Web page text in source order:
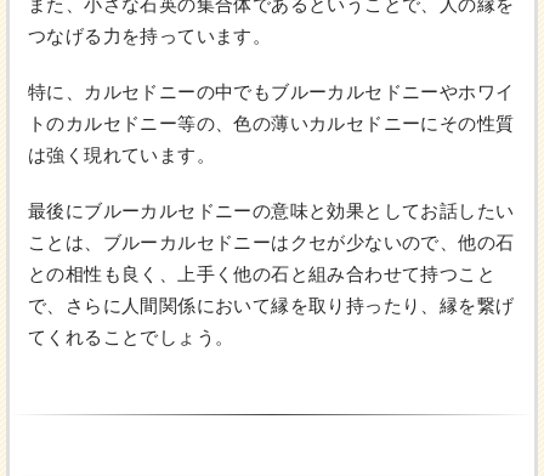
また、小さな石英の集合体であるということで、人の縁を
つなげる力を持っています。
特に、カルセドニーの中でもブルーカルセドニーやホワイ
トのカルセドニー等の、色の薄いカルセドニーにその性質
は強く現れています。
最後にブルーカルセドニーの意味と効果としてお話したい
ことは、ブルーカルセドニーはクセが少ないので、他の石
との相性も良く、上手く他の石と組み合わせて持つこと
で、さらに人間関係において縁を取り持ったり、縁を繋げ
てくれることでしょう。